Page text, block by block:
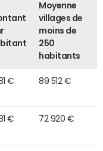
Moyenne
villages de
moins de
250
habitants
€ 89 512 €
€ 72 920 €